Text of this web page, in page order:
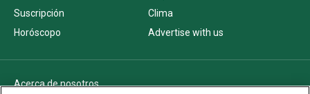
Suscripción
Clima
Horóscopo
Advertise with us
Acerca de nosotros